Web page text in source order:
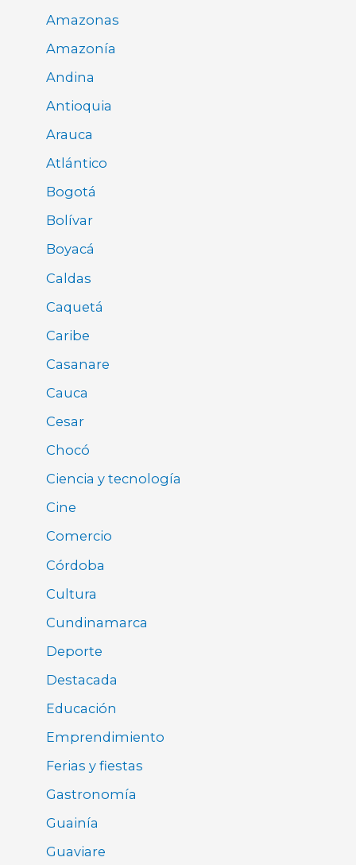
Amazonas
Amazonía
Andina
Antioquia
Arauca
Atlántico
Bogotá
Bolívar
Boyacá
Caldas
Caquetá
Caribe
Casanare
Cauca
Cesar
Chocó
Ciencia y tecnología
Cine
Comercio
Córdoba
Cultura
Cundinamarca
Deporte
Destacada
Educación
Emprendimiento
Ferias y fiestas
Gastronomía
Guainía
Guaviare